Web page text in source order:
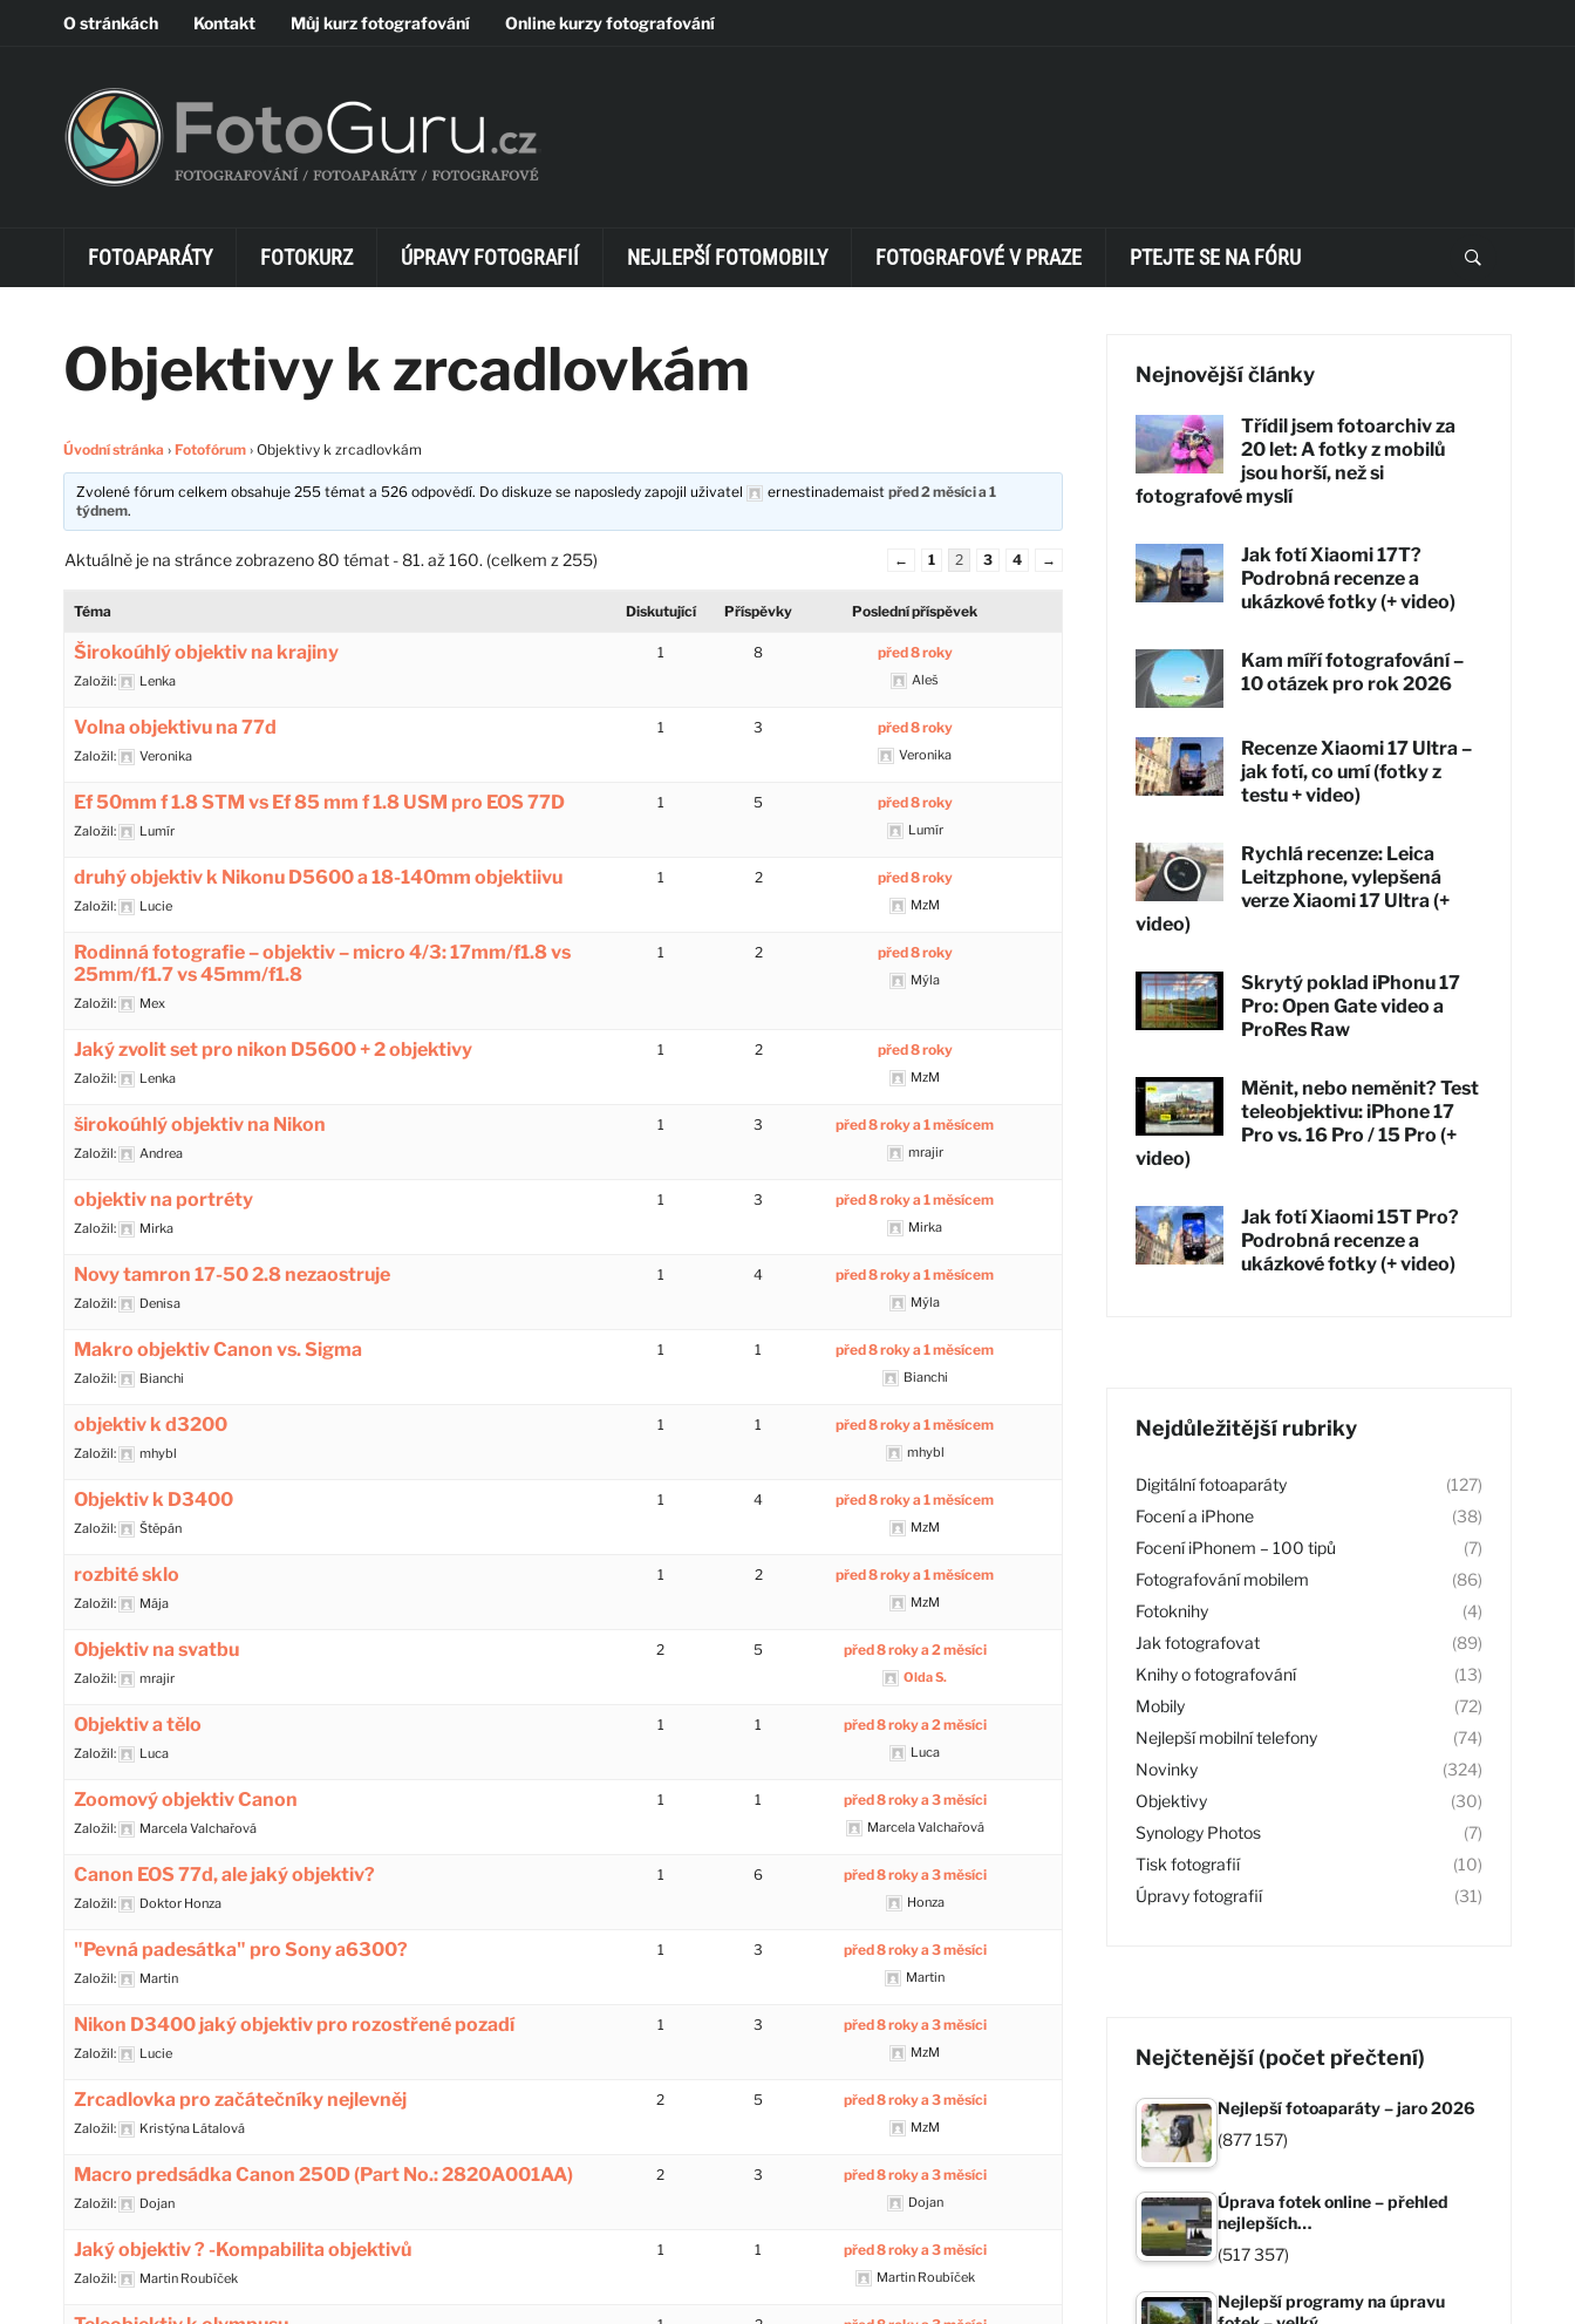
O stránkách Kontakt Můj kurz fotografování Online kurzy fotografování
FOTOAPARÁTY FOTOKURZ ÚPRAVY FOTOGRAFIÍ NEJLEPŠÍ FOTOMOBILY FOTOGRAFOVÉ V PRAZE PTEJTE SE NA FÓRU
Objektivy k zrcadlovkám
Úvodní stránka › Fotofórum › Objektivy k zrcadlovkám
Zvolené fórum celkem obsahuje 255 témat a 526 odpovědí. Do diskuze se naposledy zapojil uživatel ernestinademaist před 2 měsíci a 1
týdnem.
Aktuálně je na stránce zobrazeno 80 témat - 81. až 160. (celkem z 255) ← 1 2 3 4 →
Téma Diskutující Příspěvky Poslední příspěvek
Širokoúhlý objektiv na krajiny
Založil: Lenka
1 8 před 8 roky
Aleš
Volna objektivu na 77d
Založil: Veronika
1 3 před 8 roky
Veronika
Ef 50mm f 1.8 STM vs Ef 85 mm f 1.8 USM pro EOS 77D
Založil: Lumír
1 5 před 8 roky
Lumír
druhý objektiv k Nikonu D5600 a 18-140mm objektiivu
Založil: Lucie
1 2 před 8 roky
MzM
Rodinná fotografie – objektiv – micro 4/3: 17mm/f1.8 vs
25mm/f1.7 vs 45mm/f1.8
Založil: Mex
1 2 před 8 roky
Mýla
Jaký zvolit set pro nikon D5600 + 2 objektivy
Založil: Lenka
1 2 před 8 roky
MzM
širokoúhlý objektiv na Nikon
Založil: Andrea
1 3 před 8 roky a 1 měsícem
mrajir
objektiv na portréty
Založil: Mirka
1 3 před 8 roky a 1 měsícem
Mirka
Novy tamron 17-50 2.8 nezaostruje
Založil: Denisa
1 4 před 8 roky a 1 měsícem
Mýla
Makro objektiv Canon vs. Sigma
Založil: Bianchi
1 1 před 8 roky a 1 měsícem
Bianchi
objektiv k d3200
Založil: mhybl
1 1 před 8 roky a 1 měsícem
mhybl
Objektiv k D3400
Založil: Štěpán
1 4 před 8 roky a 1 měsícem
MzM
rozbité sklo
Založil: Mája
1 2 před 8 roky a 1 měsícem
MzM
Objektiv na svatbu
Založil: mrajir
2 5 před 8 roky a 2 měsíci
Olda S.
Objektiv a tělo
Založil: Luca
1 1 před 8 roky a 2 měsíci
Luca
Zoomový objektiv Canon
Založil: Marcela Valchařová
1 1 před 8 roky a 3 měsíci
Marcela Valchařová
Canon EOS 77d, ale jaký objektiv?
Založil: Doktor Honza
1 6 před 8 roky a 3 měsíci
Honza
"Pevná padesátka" pro Sony a6300?
Založil: Martin
1 3 před 8 roky a 3 měsíci
Martin
Nikon D3400 jaký objektiv pro rozostřené pozadí
Založil: Lucie
1 3 před 8 roky a 3 měsíci
MzM
Zrcadlovka pro začátečníky nejlevněj
Založil: Kristýna Látalová
2 5 před 8 roky a 3 měsíci
MzM
Macro predsádka Canon 250D (Part No.: 2820A001AA)
Založil: Dojan
2 3 před 8 roky a 3 měsíci
Dojan
Jaký objektiv ? -Kompabilita objektivů
Založil: Martin Roubíček
1 1 před 8 roky a 3 měsíci
Martin Roubíček
Nejnovější články
Třídil jsem fotoarchiv za
20 let: A fotky z mobilů
jsou horší, než si
fotografové myslí
Jak fotí Xiaomi 17T?
Podrobná recenze a
ukázkové fotky (+ video)
Kam míří fotografování –
10 otázek pro rok 2026
Recenze Xiaomi 17 Ultra –
jak fotí, co umí (fotky z
testu + video)
Rychlá recenze: Leica
Leitzphone, vylepšená
verze Xiaomi 17 Ultra (+
video)
Skrytý poklad iPhonu 17
Pro: Open Gate video a
ProRes Raw
Měnit, nebo neměnit? Test
teleobjektivu: iPhone 17
Pro vs. 16 Pro / 15 Pro (+
video)
Jak fotí Xiaomi 15T Pro?
Podrobná recenze a
ukázkové fotky (+ video)
Nejdůležitější rubriky
Digitální fotoaparáty
(127)
Focení a iPhone
(38)
Focení iPhonem – 100 tipů
(7)
Fotografování mobilem
(86)
Fotoknihy
(4)
Jak fotografovat
(89)
Knihy o fotografování
(13)
Mobily
(72)
Nejlepší mobilní telefony
(74)
Novinky
(324)
Objektivy
(30)
Synology Photos
(7)
Tisk fotografií
(10)
Úpravy fotografií
(31)
Nejčtenější (počet přečtení)
Nejlepší fotoaparáty – jaro 2026
(877 157)
Úprava fotek online – přehled
nejlepších…
(517 357)
Nejlepší programy na úpravu